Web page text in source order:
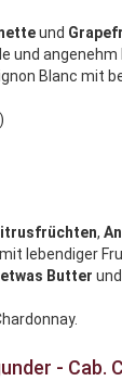
und
und angenehm
Blanc mit
,
lebendiger
etwas Butter
- Cab.